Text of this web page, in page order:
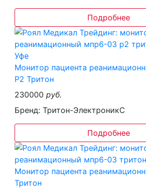
Подробнее
Монитор пациента
Р2 Тритон
230000 руб.
Бренд: Тритон-ЭлектроникС
Подробнее
Монитор пациента
Тритон